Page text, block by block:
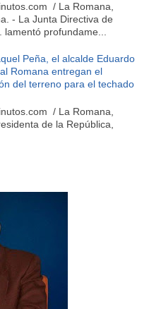
/ La Romana,
- La Junta Directiva de
profundame...
Peña, el alcalde Eduardo
Romana entregan el
del terreno para el techado
/ La Romana,
de la República,